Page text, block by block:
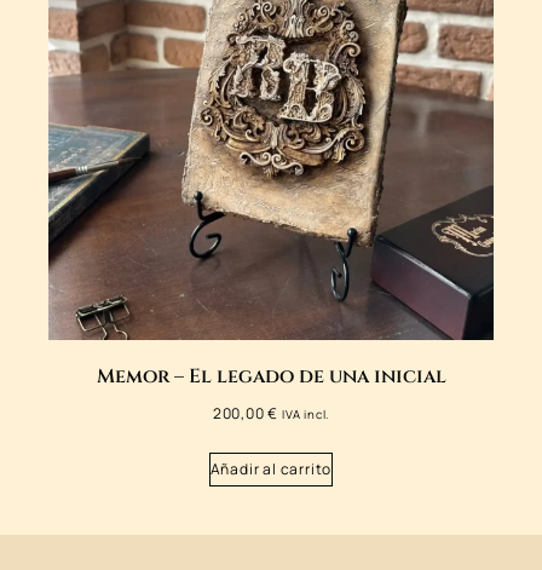
Memor – El legado de una inicial
200,00€ IVA incl.
Añadir al carrito